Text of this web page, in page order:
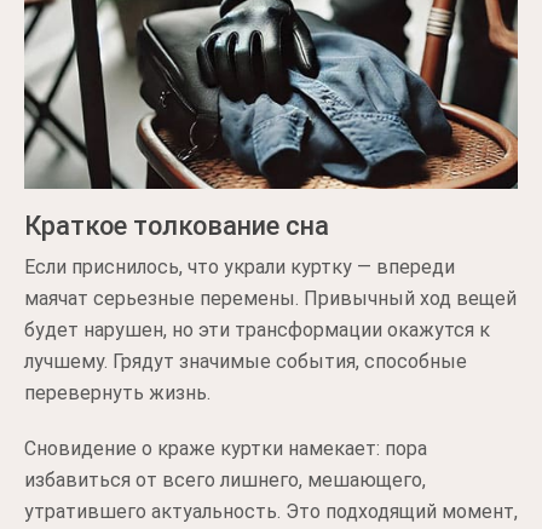
Краткое толкование сна
Если приснилось, что украли куртку — впереди
маячат серьезные перемены. Привычный ход вещей
будет нарушен, но эти трансформации окажутся к
лучшему. Грядут значимые события, способные
перевернуть жизнь.
Сновидение о краже куртки намекает: пора
избавиться от всего лишнего, мешающего,
утратившего актуальность. Это подходящий момент,